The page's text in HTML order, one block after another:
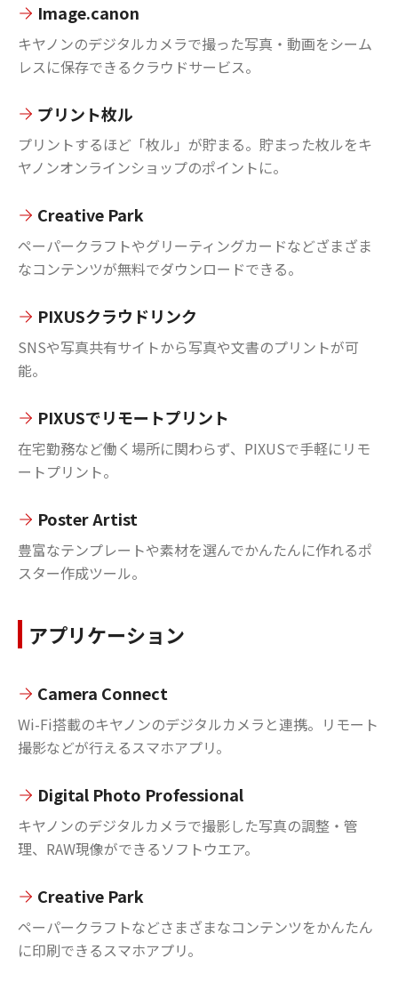
Image.canon
キヤノンのデジタルカメラで撮った写真・動画をシーム
レスに保存できるクラウドサービス。
プリント枚ル
プリントするほど「枚ル」が貯まる。貯まった枚ルをキ
ヤノンオンラインショップのポイントに。
Creative Park
ペーパークラフトやグリーティングカードなどざまざま
なコンテンツが無料でダウンロードできる。
PIXUSクラウドリンク
SNSや写真共有サイトから写真や文書のプリントが可
能。
PIXUSでリモートプリント
在宅勤務など働く場所に関わらず、PIXUSで手軽にリモ
ートプリント。
Poster Artist
豊富なテンプレートや素材を選んでかんたんに作れるポ
スター作成ツール。
アプリケーション
Camera Connect
Wi-Fi搭載のキヤノンのデジタルカメラと連携。リモート
撮影などが行えるスマホアプリ。
Digital Photo Professional
キヤノンのデジタルカメラで撮影した写真の調整・管
理、RAW現像ができるソフトウエア。
Creative Park
ペーパークラフトなどさまざまなコンテンツをかんたん
に印刷できるスマホアプリ。